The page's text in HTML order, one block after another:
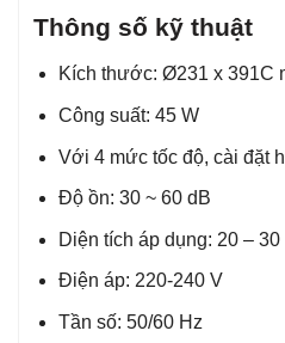
Thông số kỹ thuật
Kích thước: Ø231 x 391C
Công suất: 45 W
Với 4 mức tốc độ, cài đặt
Độ ồn: 30 ~ 60 dB
Diện tích áp dụng: 20 – 30
Điện áp: 220-240 V
Tần số: 50/60 Hz